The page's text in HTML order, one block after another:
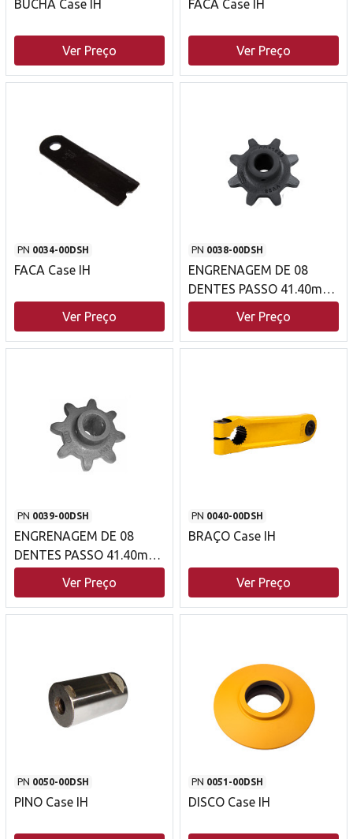
BUCHA Case IH
Ver Preço
FACA Case IH
Ver Preço
PN 0034-00DSH
FACA Case IH
Ver Preço
PN 0038-00DSH
ENGRENAGEM DE 08
DENTES PASSO 41.40mm
Case IH
Ver Preço
PN 0039-00DSH
ENGRENAGEM DE 08
DENTES PASSO 41.40mm
Case IH
Ver Preço
PN 0040-00DSH
BRAÇO Case IH
Ver Preço
PN 0050-00DSH
PINO Case IH
PN 0051-00DSH
DISCO Case IH